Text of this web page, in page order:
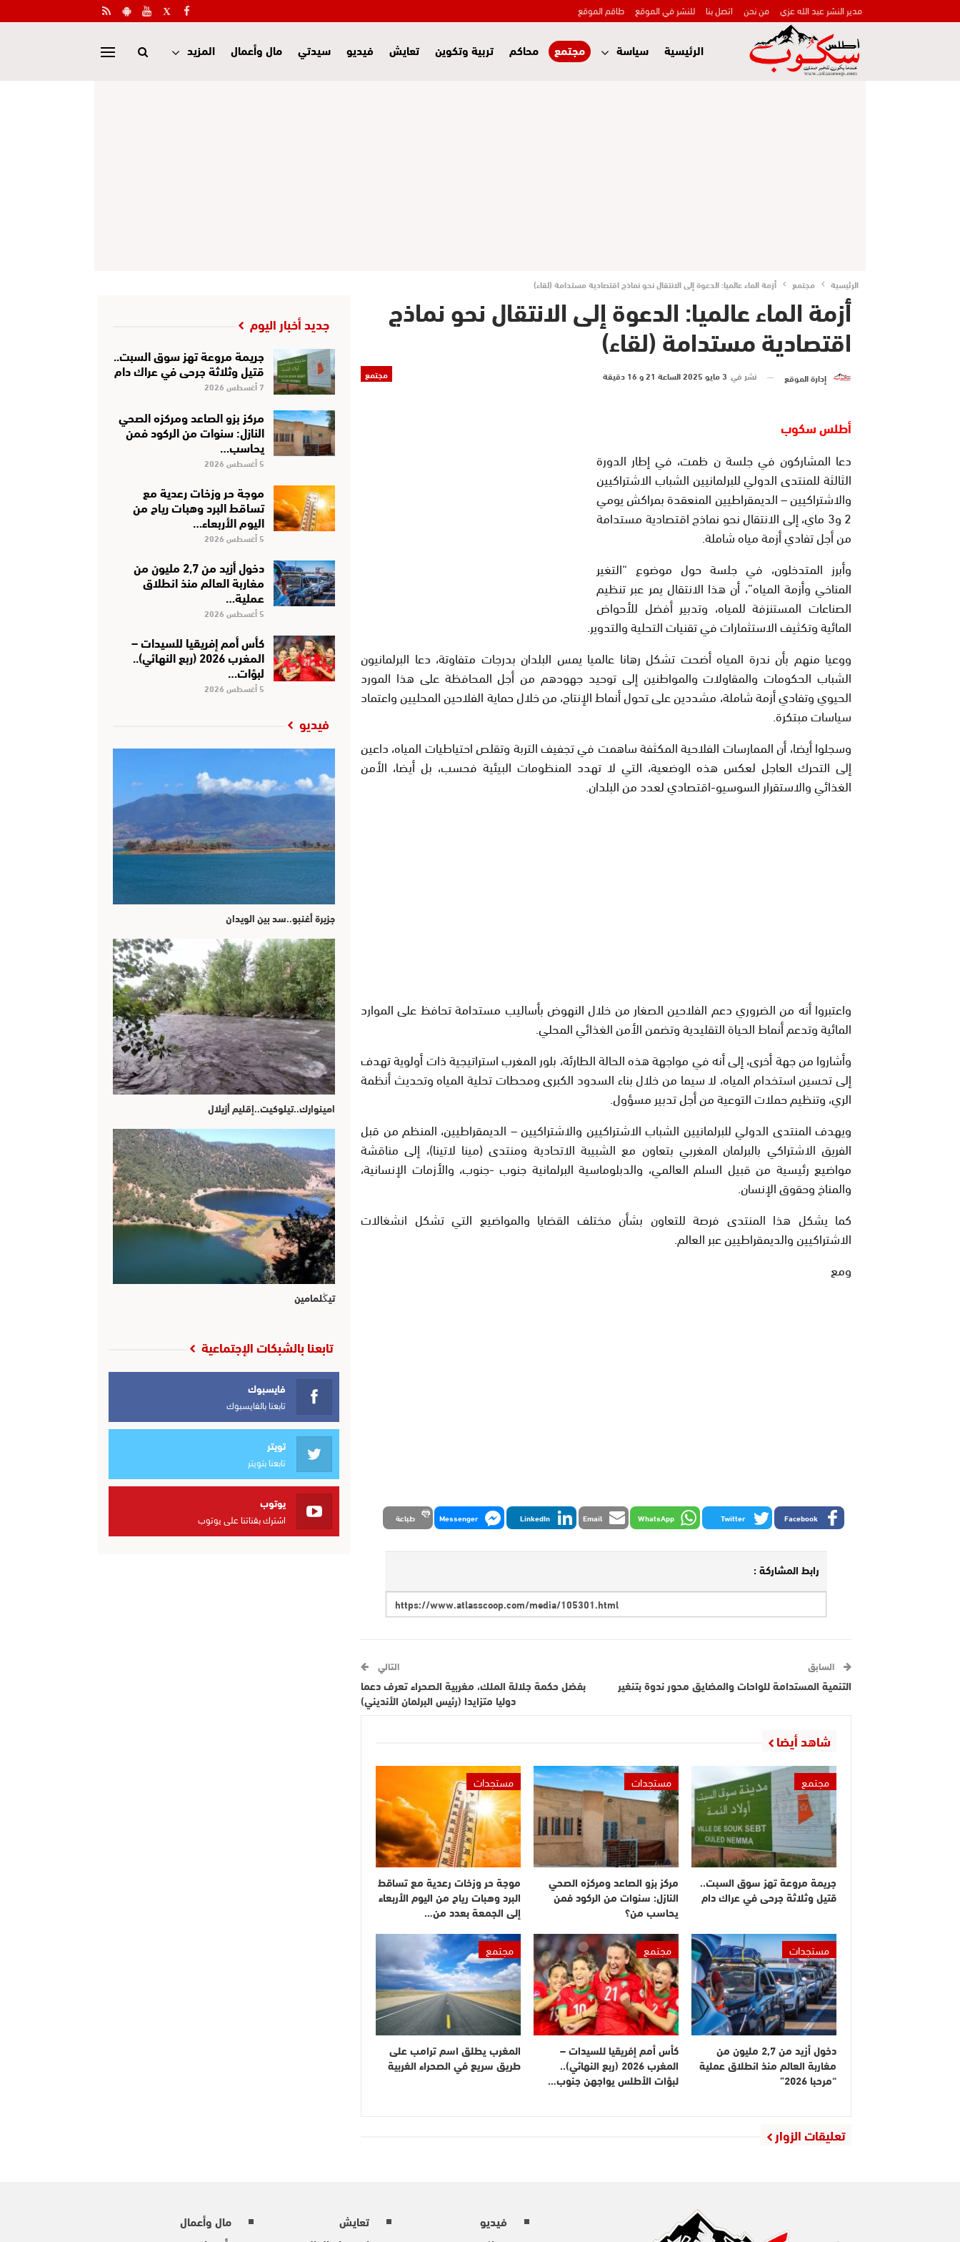
مدير النشر عبد الله عزي من نحن اتصل بنا للنشر في الموقع طاقم الموقع
الرئيسية سياسة مجتمع محاكم تربية وتكوين تعايش فيديو سيدتي مال وأعمال المزيد
الرئيسية مجتمع أزمة الماء عالميا: الدعوة إلى الانتقال نحو نماذج اقتصادية مستدامة (لقاء)
أزمة الماء عالميا: الدعوة إلى الانتقال نحو نماذج
اقتصادية مستدامة (لقاء)
مجتمع إدارة الموقع نشر في 3 مايو 2025 الساعة 21 و 16 دقيقة
أطلس سكوب
دعا المشاركون في جلسة ن ظمت، في إطار الدورة
الثالثة للمنتدى الدولي للبرلمانيين الشباب الاشتراكيين
والاشتراكيين – الديمقراطيين المنعقدة بمراكش يومي
2 و3 ماي، إلى الانتقال نحو نماذج اقتصادية مستدامة
من أجل تفادي أزمة مياه شاملة.
وأبرز المتدخلون، في جلسة حول موضوع “التغير
المناخي وأزمة المياه”، أن هذا الانتقال يمر عبر تنظيم
الصناعات المستنزفة للمياه، وتدبير أفضل للأحواض
المائية وتكثيف الاستثمارات في تقنيات التحلية والتدوير.
ووعيا منهم بأن ندرة المياه أضحت تشكل رهانا عالميا يمس البلدان بدرجات متفاوتة، دعا البرلمانيون
الشباب الحكومات والمقاولات والمواطنين إلى توحيد جهودهم من أجل المحافظة على هذا المورد
الحيوي وتفادي أزمة شاملة، مشددين على تحول أنماط الإنتاج، من خلال حماية الفلاحين المحليين واعتماد
سياسات مبتكرة.
وسجلوا أيضا، أن الممارسات الفلاحية المكثفة ساهمت في تجفيف التربة وتقلص احتياطيات المياه، داعين
إلى التحرك العاجل لعكس هذه الوضعية، التي لا تهدد المنظومات البيئية فحسب، بل أيضا، الأمن
الغذائي والاستقرار السوسيو-اقتصادي لعدد من البلدان.
واعتبروا أنه من الضروري دعم الفلاحين الصغار من خلال النهوض بأساليب مستدامة تحافظ على الموارد
المائية وتدعم أنماط الحياة التقليدية وتضمن الأمن الغذائي المحلي.
وأشاروا من جهة أخرى، إلى أنه في مواجهة هذه الحالة الطارئة، بلور المغرب استراتيجية ذات أولوية تهدف
إلى تحسين استخدام المياه، لا سيما من خلال بناء السدود الكبرى ومحطات تحلية المياه وتحديث أنظمة
الري، وتنظيم حملات التوعية من أجل تدبير مسؤول.
ويهدف المنتدى الدولي للبرلمانيين الشباب الاشتراكيين والاشتراكيين – الديمقراطيين، المنظم من قبل
الفريق الاشتراكي بالبرلمان المغربي بتعاون مع الشبيبة الاتحادية ومنتدى (مينا لاتينا)، إلى مناقشة
مواضيع رئيسية من قبيل السلم العالمي، والدبلوماسية البرلمانية جنوب -جنوب، والأزمات الإنسانية،
والمناخ وحقوق الإنسان.
كما يشكل هذا المنتدى فرصة للتعاون بشأن مختلف القضايا والمواضيع التي تشكل انشغالات
الاشتراكيين والديمقراطيين عبر العالم.
ومع
Facebook
Twitter
WhatsApp
Email
LinkedIn
Messenger طباعة
رابط المشاركة :
السابق
التنمية المستدامة للواحات والمضايق محور ندوة بتنغير
التالي
بفضل حكمة جلالة الملك، مغربية الصحراء تعرف دعما
دوليا متزايدا (رئيس البرلمان الأنديني)
شاهد أيضا
مجتمع
جريمة مروعة تهز سوق السبت..
قتيل وثلاثة جرحى في عراك دام
مستجدات
مركز بزو الصاعد ومركزه الصحي
النازل: سنوات من الركود فمن
يحاسب من؟
مستجدات
موجة حر وزخات رعدية مع تساقط
البرد وهبات رياح من اليوم الأربعاء
إلى الجمعة بعدد من…
مستجدات
دخول أزيد من 2,7 مليون من
مغاربة العالم منذ انطلاق عملية
“مرحبا 2026”
مجتمع
كأس أمم إفريقيا للسيدات –
المغرب 2026 (ربع النهائي)..
لبؤات الأطلس يواجهن جنوب…
مجتمع
المغرب يطلق اسم ترامب على
طريق سريع في الصحراء الغربية
تعليقات الزوار
جديد أخبار اليوم
جريمة مروعة تهز سوق السبت..
قتيل وثلاثة جرحى في عراك دام
7 أغسطس 2026
مركز بزو الصاعد ومركزه الصحي
النازل: سنوات من الركود فمن
يحاسب…
5 أغسطس 2026
موجة حر وزخات رعدية مع
تساقط البرد وهبات رياح من
اليوم الأربعاء…
5 أغسطس 2026
دخول أزيد من 2,7 مليون من
مغاربة العالم منذ انطلاق
عملية…
5 أغسطس 2026
كأس أمم إفريقيا للسيدات –
المغرب 2026 (ربع النهائي)..
لبؤات…
5 أغسطس 2026
فيديو
جزيرة أغنبو..سد بين الويدان
امينوارك..تيلوكيت..إقليم أزيلال
تيڭلمامين
تابعنا بالشبكات الإجتماعية
فايسبوك
تابعنا بالفايسبوك
تويتر
تابعنا بتويتر
يوتوب
اشترك بقناتنا على يوتوب
فيديو
تعايش
مال وأعمال